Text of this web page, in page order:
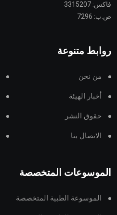
فاكس: 3315207
ص.ب: 7296
روابط متنوعة
من نحن
أخبار الهيئة
حقوق النشر
الاتصال بنا
الموسوعات المتخصصة
الموسوعة الطبية المتخصصة